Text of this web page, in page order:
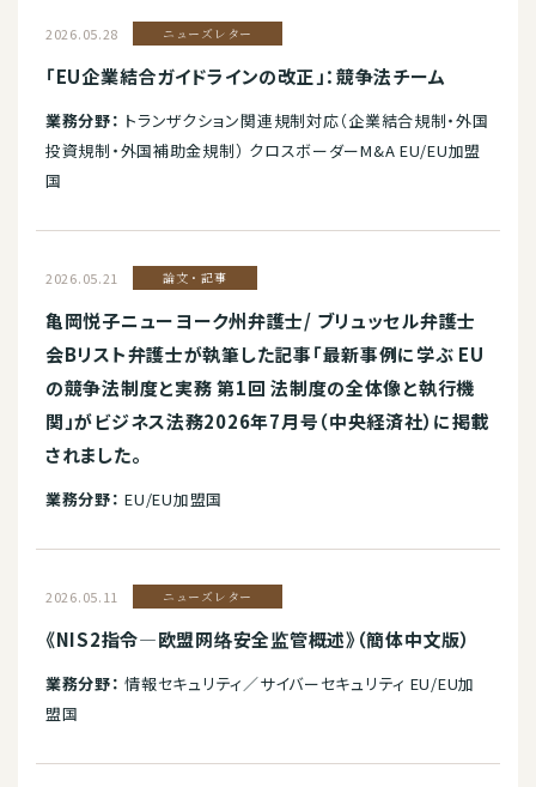
2026.05.28 ニューズレター
「EU企業結合ガイドラインの改正」：競争法チーム
業務分野： トランザクション関連規制対応（企業結合規制・外国
投資規制・外国補助金規制） クロスボーダーM&A EU/EU加盟
国
2026.05.21 論文・記事
亀岡悦子ニューヨーク州弁護士/ ブリュッセル弁護士
会Bリスト弁護士が執筆した記事「最新事例に学ぶ EU
の競争法制度と実務 第1回 法制度の全体像と執行機
関」がビジネス法務2026年7月号（中央経済社）に掲載
されました。
業務分野： EU/EU加盟国
2026.05.11 ニューズレター
《NIS2指令—欧盟网络安全监管概述》（簡体中文版）
業務分野： 情報セキュリティ／サイバーセキュリティ EU/EU加
盟国